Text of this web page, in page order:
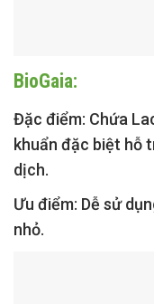
BioGaia:
Đặc điểm: Chứa
khuẩn đặc biệt hỗ
dịch.
Ưu điểm: Dễ sử
nhỏ.